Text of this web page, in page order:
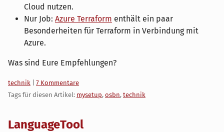
Cloud nutzen.
Nur Job: Azure Terraform enthält ein paar
Besonderheiten für Terraform in Verbindung mit
Azure.
Was sind Eure Empfehlungen?
Kategorien:
technik
7 Kommentare
Tags für diesen Artikel: mysetup, osbn, technik
LanguageTool